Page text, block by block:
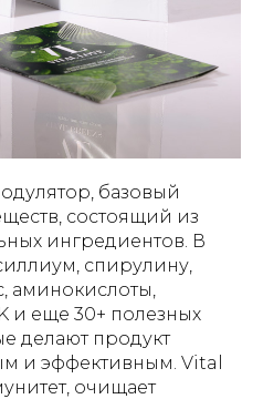
базовый
состоящий из
ингредиентов. В
спирулину,
аминокислоты,
и еще 30+ полезных
делают продукт
и эффективным. Vital
очищает